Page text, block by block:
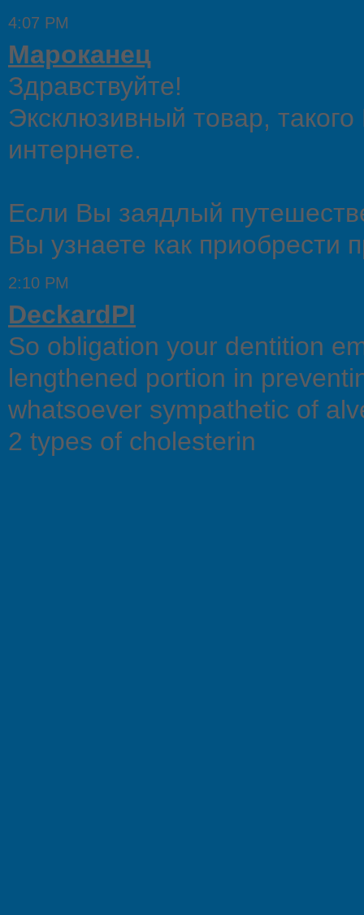
4:07 PM
Мароканец
Здравствуйте!
Эксклюзивный товар,
интернете.
Если Вы заядлый
Вы узнаете как приобрести
2:10 PM
DeckardPl
So obligation your dentition
lengthened portion in
whatsoever sympathetic of
2 types of cholesterin